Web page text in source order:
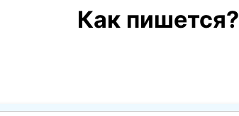
Как пишется?